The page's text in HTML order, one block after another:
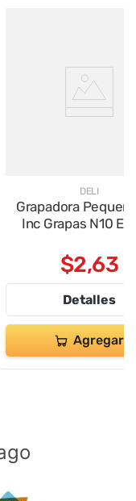
DELI
Grapadora
Inc Grapas N10
$2,63
Detalles
Agregar